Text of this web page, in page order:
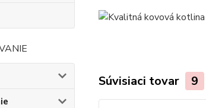
Súvisiaci tovar 9